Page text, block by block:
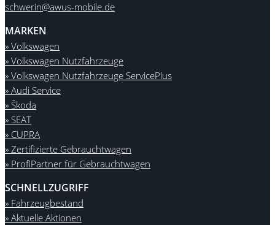
schwerin@awus-mobile.de
MARKEN
» Volkswagen
» Volkswagen Nutzfahrzeuge
» Volkswagen Nutzfahrzeuge ServicePlus
» Audi Service
» Škoda
» SEAT
» CUPRA
» Zertifizierte Gebrauchtwagen
» ProfiPartner für Gebrauchtwagen
SCHNELLZUGRIFF
» Fahrzeugbestand
» Aktuelle Aktionen